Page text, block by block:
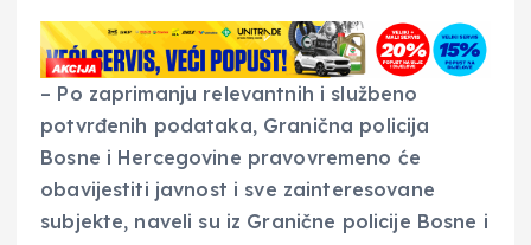
– Po zaprimanju relevantnih i službeno
potvrđenih podataka, Granična policija
Bosne i Hercegovine pravovremeno će
obavijestiti javnost i sve zainteresovane
subjekte, naveli su iz Granične policije Bosne i